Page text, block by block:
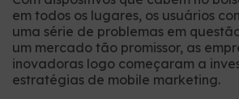
em todos os lugares, os usuários
uma série de problemas em
um mercado tão promissor, as
inovadoras logo começaram a
estratégias de mobile marketing.